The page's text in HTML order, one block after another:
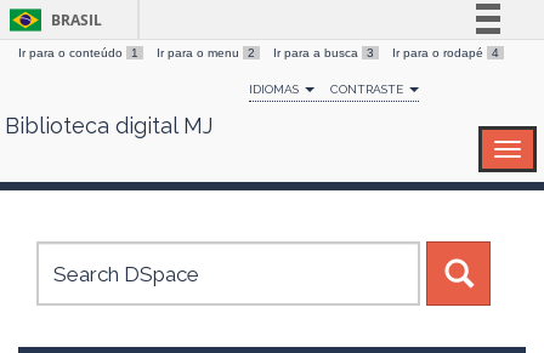
Skip
BRASIL
Simplifique!
Comunica BR
Canais
Ir para o conteúdo 1 Ir para o menu 2 Ir para a busca 3 Ir para o rodapé 4
IDIOMAS CONTRASTE
Biblioteca digital MJ